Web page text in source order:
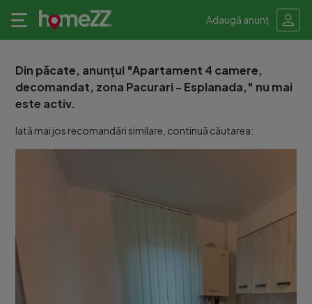
Adaugă anunț
Din păcate, anunțul "Apartament 4 camere,
decomandat, zona Pacurari - Esplanada," nu mai
este activ.
Iată mai jos recomandări similare, continuă căutarea: